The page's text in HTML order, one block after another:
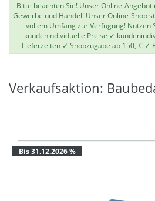
Bitte beachten Sie! Unser Online-
Gewerbe und Handel! Unser Online-Shop
vollem Umfang zur Verfügung! Nutzen
kundenindividuelle Preise ✓
Lieferzeiten ✓ Shopzugabe ab 150,-€ ✓
Verkaufsaktion:
Bis 31.12.2026 %